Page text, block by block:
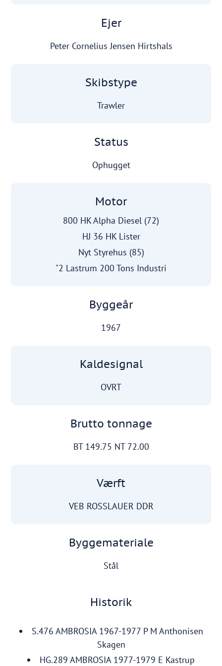
Ejer
Peter Cornelius Jensen Hirtshals
Skibstype
Trawler
Status
Ophugget
Motor
800 HK Alpha Diesel (72)
HJ 36 HK Lister
Nyt Styrehus (85)
"2 Lastrum 200 Tons Industri
Byggeår
1967
Kaldesignal
OVRT
Brutto tonnage
BT 149.75 NT 72.00
Værft
VEB ROSSLAUER DDR
Byggemateriale
Stål
Historik
S.476 AMBROSIA 1967-1977 P M Anthonisen
Skagen
HG.289 AMBROSIA 1977-1979 E Kastrup